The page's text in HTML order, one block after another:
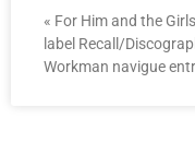
« For Him and the
label Recall/
Workman navigue